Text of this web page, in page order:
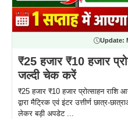
Update:
₹25 हजार ₹10 हजार
जल्दी चेक करें
₹25 हजार ₹10 हजार प्रोत्साहन
द्वारा मैट्रिक एवं इंटर उत्तीर्ण छात्र-
लेकर बड़ी अपडेट ...